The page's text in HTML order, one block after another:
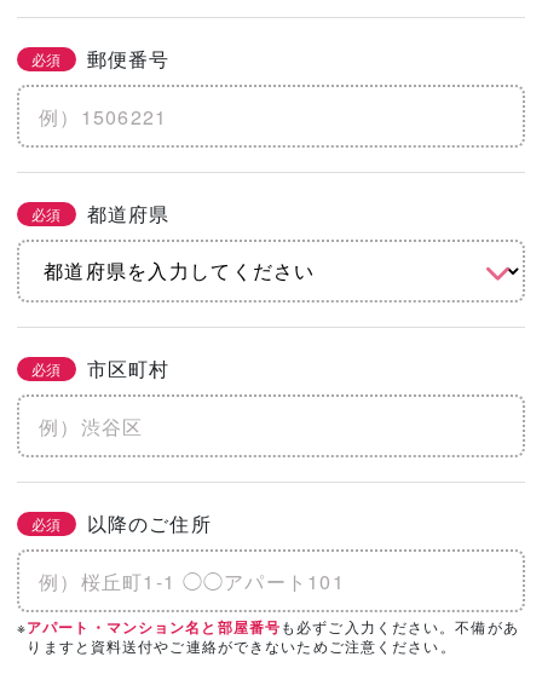
必須 郵便番号
必須 都道府県
必須 市区町村
必須 以降のご住所
※アパート・マンション名と部屋番号も必ずご入力ください。不備があ
りますと資料送付やご連絡ができないためご注意ください。